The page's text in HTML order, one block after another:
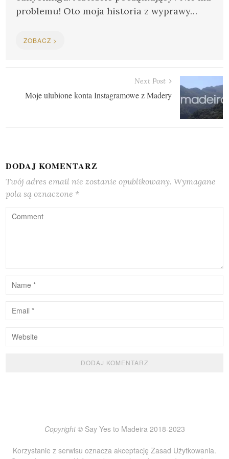
problemu! Oto moja historia z wyprawy…
ZOBACZ >
wpisu
Next Post
Moje ulubione konta Instagramowe z Madery
DODAJ KOMENTARZ
Twój adres email nie zostanie opublikowany. Wymagane
pola są oznaczone *
Copyright © Say Yes to Madeira 2018-2023
Korzystanie z serwisu oznacza akceptację Zasad Użytkowania.